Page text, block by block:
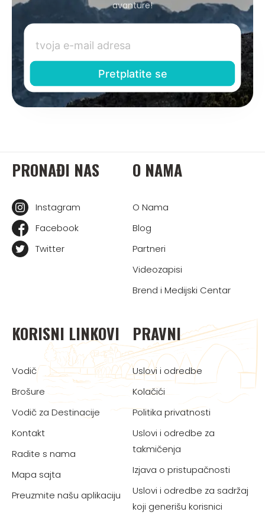
avanture!
PRONAĐI NAS
Instagram
Facebook
Twitter
O NAMA
O Nama
Blog
Partneri
Videozapisi
Brend i Medijski Centar
KORISNI LINKOVI
Vodič
Brošure
Vodič za Destinacije
Kontakt
Radite s nama
Mapa sajta
Preuzmite našu aplikaciju
PRAVNI
Uslovi i odredbe
Kolačići
Politika privatnosti
Uslovi i odredbe za
takmičenja
Izjava o pristupačnosti
Uslovi i odredbe za sadržaj
koji generišu korisnici